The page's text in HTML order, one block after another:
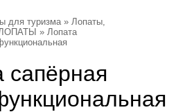
для туризма» Лопаты,
» Лопата
сапёрная